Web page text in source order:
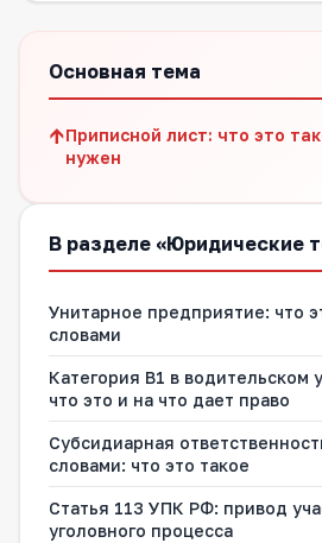
Основная тема
↑Приписной лист: что это
нужен
В разделе «Юридические
Унитарное предприятие: что
словами
Категория B1 в водительском
что это и на что дает право
Субсидиарная
словами: что это такое
Статья 113 УПК РФ: привод
уголовного процесса